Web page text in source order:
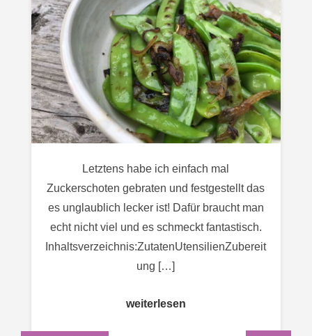
Letztens habe ich einfach mal
Zuckerschoten gebraten und festgestellt das
es unglaublich lecker ist! Dafür braucht man
echt nicht viel und es schmeckt fantastisch.
Inhaltsverzeichnis:ZutatenUtensilienZubereit
ung […]
weiterlesen